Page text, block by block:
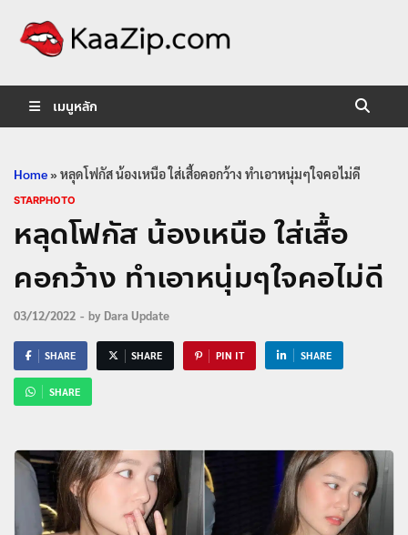
เมนูหลัก
Home»หลุดโฟกัส น้องเหนือ ใส่เสื้อคอกว้าง ทำเอาหนุ่มๆใจคอไม่ดี
STARPHOTO
หลุดโฟกัส น้องเหนือ ใส่เสื้อ
คอกว้าง ทำเอาหนุ่มๆใจคอไม่ดี
03/12/2022 - by Dara Update
SHARE SHARE PIN IT SHARE
SHARE